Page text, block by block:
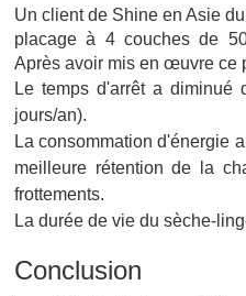
Un client de Shine en Asie
placage à 4 couches de
Après avoir mis en œuvre ce
Le temps d'arrêt a
jours/an).
La consommation d'énergie
meilleure rétention de la
frottements.
La durée de vie du sèche-
Conclusion